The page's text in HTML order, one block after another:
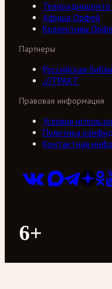
Афиша Орфей
Коллективы
Партнеры
Российская
///ТРАКТ
Правовая информация
Условия
Политика
Контактная
6+